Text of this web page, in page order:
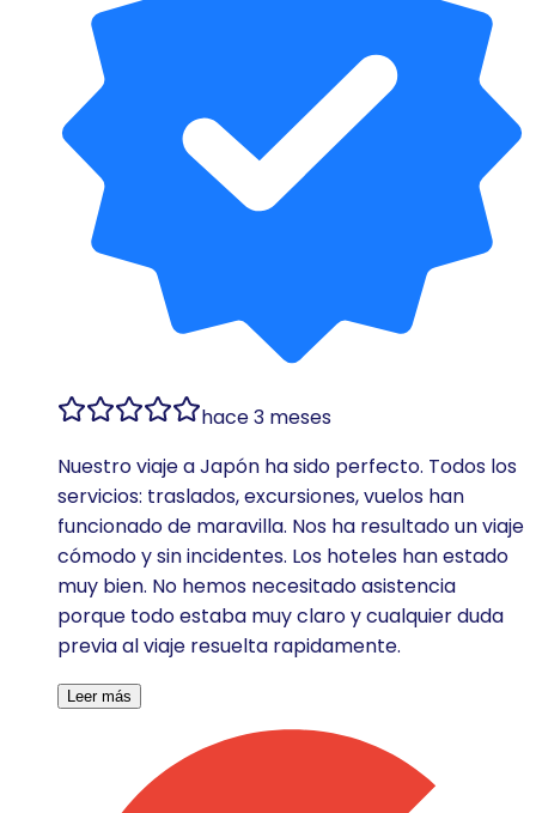
hace 3 meses
Nuestro viaje a Japón ha sido perfecto. Todos los
servicios: traslados, excursiones, vuelos han
funcionado de maravilla. Nos ha resultado un viaje
cómodo y sin incidentes. Los hoteles han estado
muy bien. No hemos necesitado asistencia
porque todo estaba muy claro y cualquier duda
previa al viaje resuelta rapidamente.
Leer más